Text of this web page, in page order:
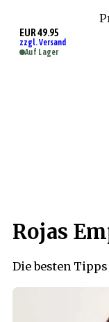
EUR 49.95
zzgl. Versand
Auf Lager
Rojas
Die besten